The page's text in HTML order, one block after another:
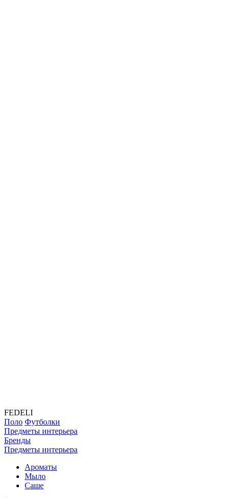
FEDELI
Поло Футболки
Предметы интерьера
Бренды
Предметы интерьера
Ароматы
Мыло
Саше